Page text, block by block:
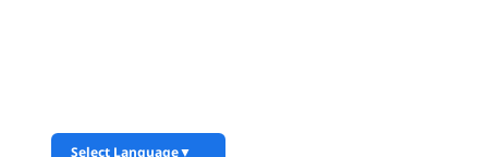
Select Language▼